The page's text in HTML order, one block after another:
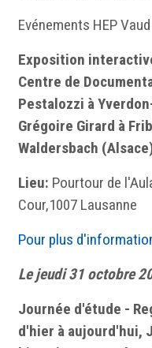
Evénements HEP Vaud
Exposition
Centre de
Pestalozzi à
Grégoire Girard à
Waldersbach
Lieu: Pourtour de
Cour,1007 Lausanne
Pour plus
Le jeudi 31 octobre
Journée d'étude -
d'hier à aujourd'hui,